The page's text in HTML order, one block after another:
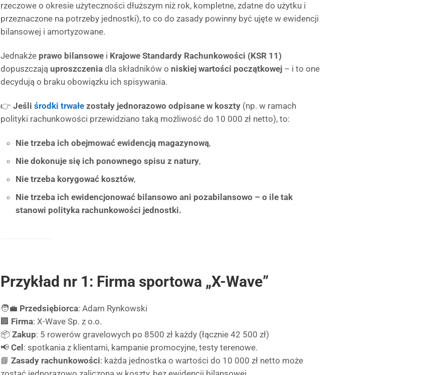
rzeczowe o okresie użyteczności dłuższym niż rok, kompletne, zdatne do użytku i
przeznaczone na potrzeby jednostki), to co do zasady powinny być ujęte w ewidencji
bilansowej i amortyzowane.
Jednakże prawo bilansowe i Krajowe Standardy Rachunkowości (KSR 11)
dopuszczają uproszczenia dla składników o niskiej wartości początkowej – i to one
decydują o braku obowiązku ich spisywania.
👉 Jeśli środki trwałe zostały jednorazowo odpisane w koszty (np. w ramach
polityki rachunkowości przewidziano taką możliwość do 10 000 zł netto), to:
Nie trzeba ich obejmować ewidencją magazynową,
Nie dokonuje się ich ponownego spisu z natury,
Nie trzeba korygować kosztów,
Nie trzeba ich ewidencjonować bilansowo ani pozabilansowo – o ile tak
stanowi polityka rachunkowości jednostki.
Przykład nr 1: Firma sportowa „X-Wave”
🧑‍💼 Przedsiębiorca: Adam Rynkowski
🏢 Firma: X-Wave Sp. z o.o.
📦 Zakup: 5 rowerów gravelowych po 8500 zł każdy (łącznie 42 500 zł)
📢 Cel : spotkania z klientami, kampanie promocyjne, testy terenowe.
📘 Zasady rachunkowości: każda jednostka o wartości do 10 000 zł netto może